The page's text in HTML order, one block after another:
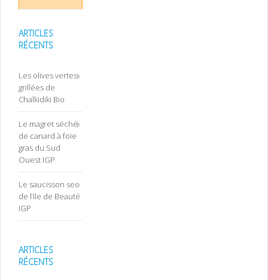
ARTICLES
RÉCENTS
Les olives vertes
grillées de
Chalkidiki Bio
Le magret séché
de canard à foie
gras du Sud
Ouest IGP
Le saucisson sec
de l’Ile de Beauté
IGP
ARTICLES
RÉCENTS